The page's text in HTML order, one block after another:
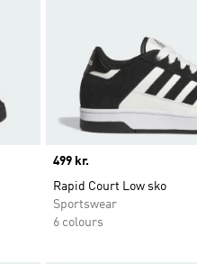
Price
499 kr.
Rapid Court Low sko
Sportswear
6 colours